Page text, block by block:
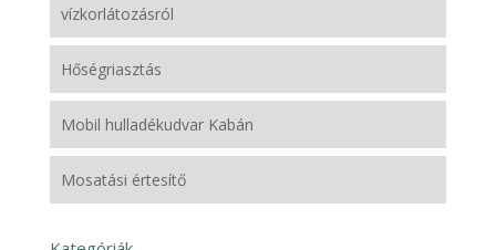
vízkorlátozásról
Hőségriasztás
Mobil hulladékudvar Kabán
Mosatási értesítő